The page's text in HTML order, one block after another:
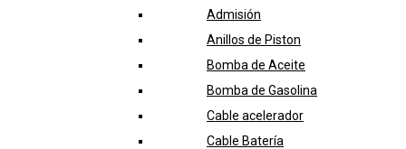
Admisión
Anillos de Piston
Bomba de Aceite
Bomba de Gasolina
Cable acelerador
Cable Batería